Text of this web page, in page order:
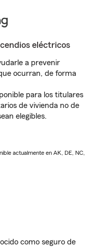
eléctricos
a prevenir
ocurran, de forma
para los titulares
de vivienda no de
elegibles.
actualmente en AK, DE, NC,
como seguro de